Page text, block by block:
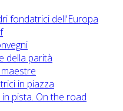
fondatrici dell'Europa
della parità
in piazza
pista. On the road